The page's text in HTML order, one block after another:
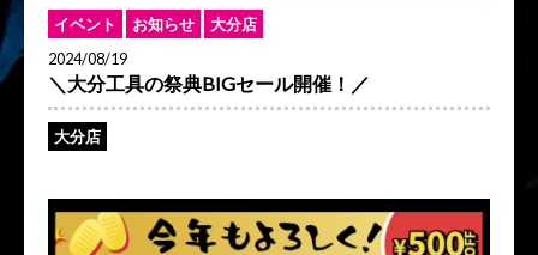
イベント お知らせ
大分店
2024/08/19
＼大分工具の祭典BIGセール開催！／
大分店